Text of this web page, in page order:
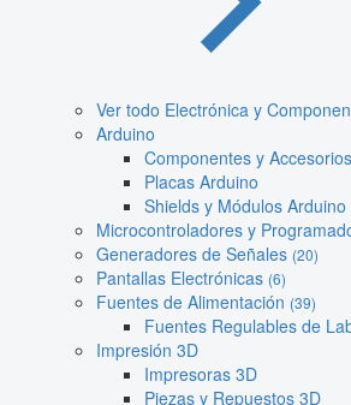
Ver todo Electrónica y
Arduino
Componentes y
Placas Arduino
Shields y Módulos Arduino
Microcontroladores y
Generadores de Señales (20)
Pantallas Electrónicas (6)
Fuentes de Alimentación (39)
Fuentes Regulables de
Impresión 3D
Impresoras 3D
Piezas y Repuestos 3D